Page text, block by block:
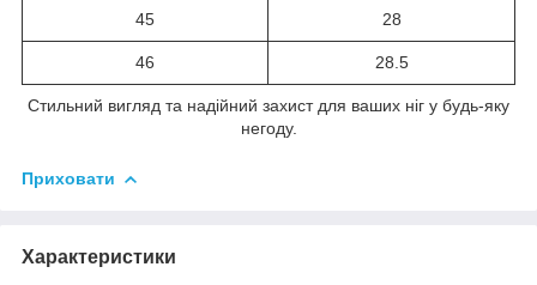
45 28
46 28.5
Стильний вигляд та надійний захист для ваших ніг у будь-яку
негоду.
Приховати
Характеристики